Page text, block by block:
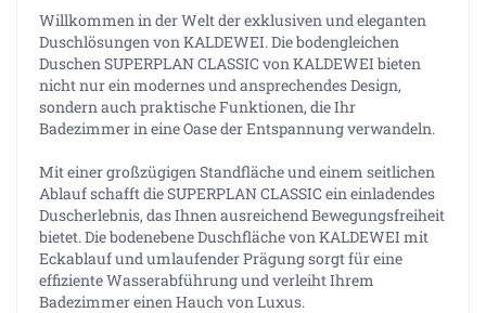
Willkommen in der Welt der exklusiven und eleganten
Duschlösungen von KALDEWEI. Die bodengleichen
Duschen SUPERPLAN CLASSIC von KALDEWEI bieten
nicht nur ein modernes und ansprechendes Design,
sondern auch praktische Funktionen, die Ihr
Badezimmer in eine Oase der Entspannung verwandeln.
Mit einer großzügigen Standfläche und einem seitlichen
Ablauf schafft die SUPERPLAN CLASSIC ein einladendes
Duscherlebnis, das Ihnen ausreichend Bewegungsfreiheit
bietet. Die bodenebene Duschfläche von KALDEWEI mit
Eckablauf und umlaufender Prägung sorgt für eine
effiziente Wasserabführung und verleiht Ihrem
Badezimmer einen Hauch von Luxus.